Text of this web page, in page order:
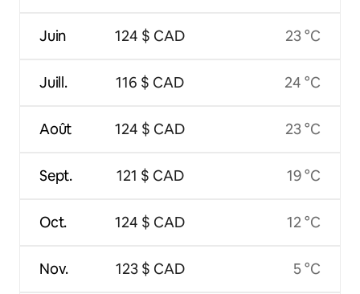
Juin
Juill.
Août
Sept.
Oct.
Nov.
124 $ CAD
116 $ CAD
124 $ CAD
121 $ CAD
124 $ CAD
123 $ CAD
23 °C
24 °C
23 °C
19 °C
12 °C
5 °C